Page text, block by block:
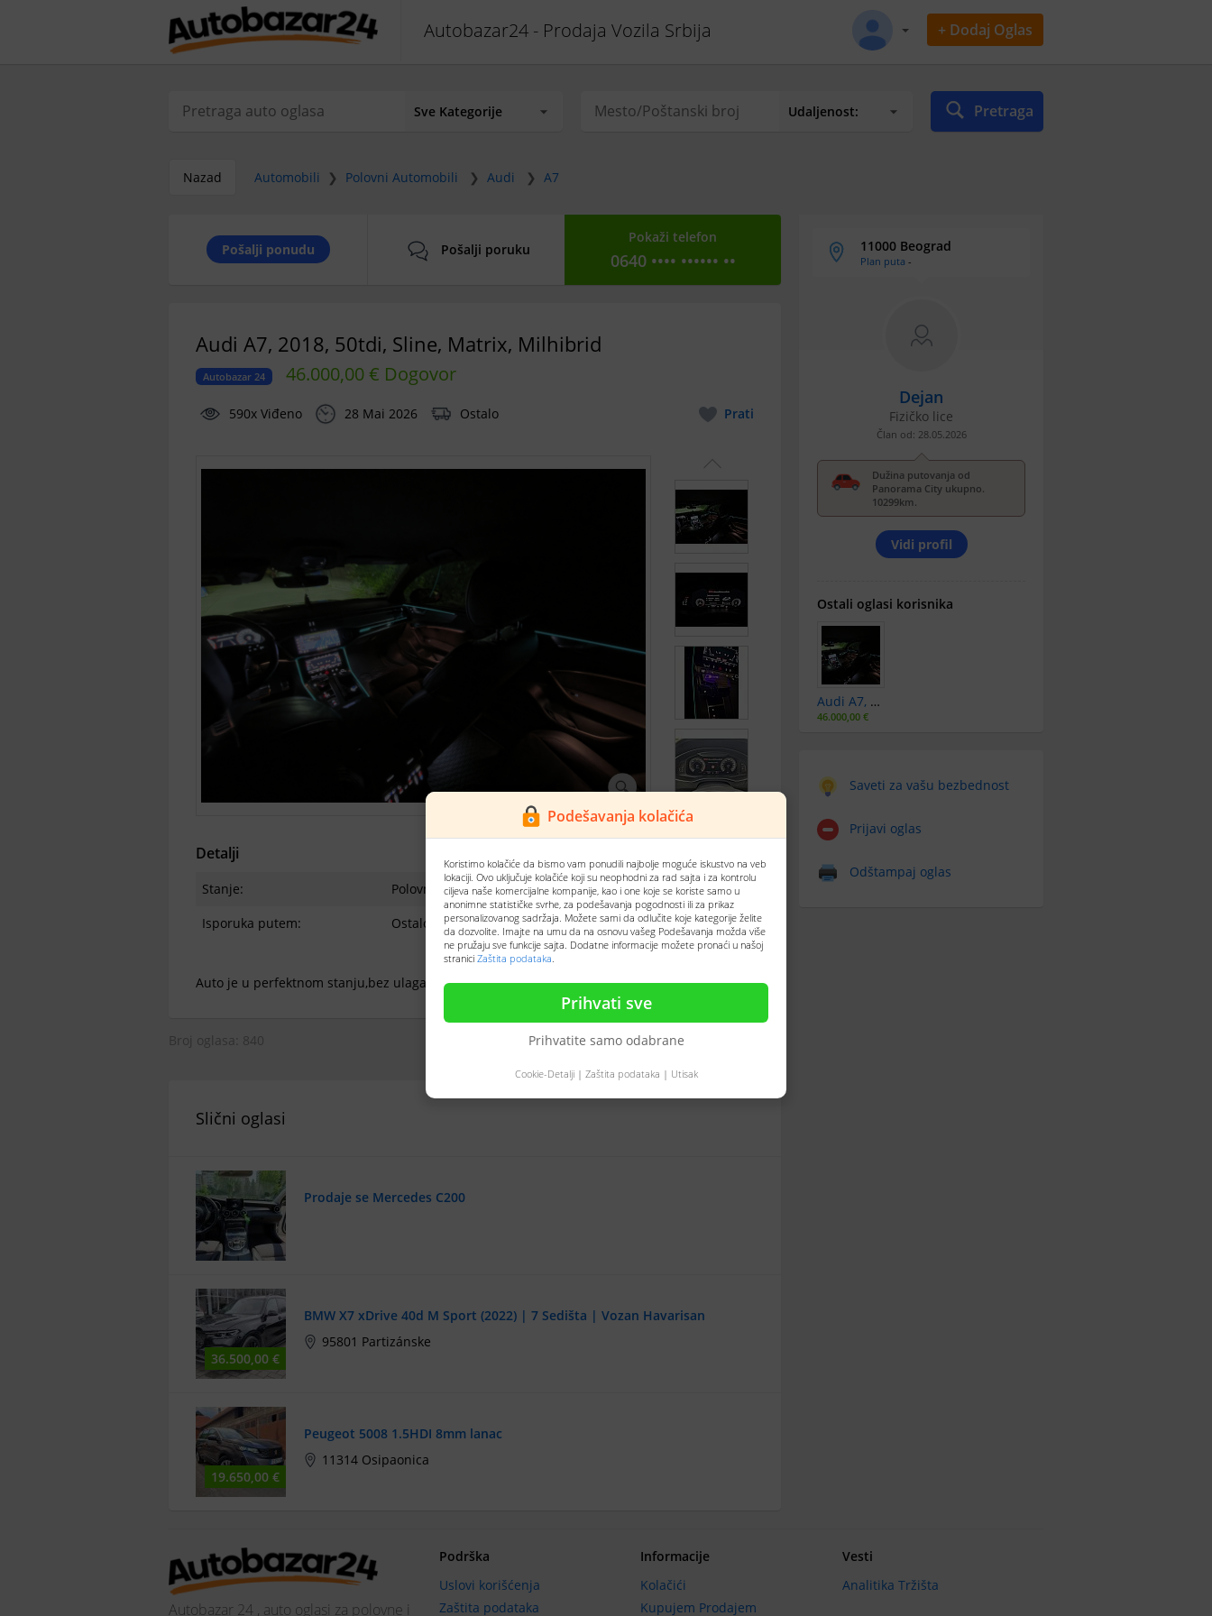
Podešavanja kolačića
Koristimo kolačiće da bismo vam ponudili najbolje moguće iskustvo na veb
lokaciji. Ovo uključuje kolačiće koji su neophodni za rad sajta i za kontrolu
ciljeva naše komercijalne kompanije, kao i one koje se koriste samo u
anonimne statističke svrhe, za podešavanja pogodnosti ili za prikaz
personalizovanog sadržaja. Možete sami da odlučite koje kategorije želite
da dozvolite. Imajte na umu da na osnovu vašeg Podešavanja možda više
ne pružaju sve funkcije sajta. Dodatne informacije možete pronaći u našoj
stranici Zaštita podataka
Prihvati sve
Prihvatite samo odabrane
Cookie-Detalji| Zaštita podataka | Utisak
Autobazar24 - Prodaja Vozila Srbija + Dodaj Oglas
Pretraga
Nazad Automobili ❯ Polovni Automobili ❯ Audi ❯ A7
Pošalji ponudu Pošalji poruku
Pokaži telefon
0640 •••• •••••• ••
Audi A7, 2018, 50tdi, Sline, Matrix, Milhibrid
Autobazar 24 46.000,00 € Dogovor
590x Viđeno 28 Mai 2026 Ostalo Prati
Detalji
Stanje:
Polovno
Isporuka putem:
Ostalo
Auto je u perfektnom stanju,bez ulaganja. Vlasnik,garaziran. Moze zamena za jeftiniji
Broj oglasa: 840
Slični oglasi
Prodaje se Mercedes C200
36.500,00 €
BMW X7 xDrive 40d M Sport (2022) | 7 Sedišta | Vozan Havarisan
95801 Partizánske
19.650,00 €
Peugeot 5008 1.5HDI 8mm lanac
11314 Osipaonica
11000 Beograd
Plan puta -
Dejan
Fizičko lice
Član od: 28.05.2026
Dužina putovanja od
Panorama City ukupno.
10299km.
Vidi profil
Ostali oglasi korisnika
Audi A7, 2018, 50tdi, Sline, Matrix, Milhibrid
46.000,00 €
Saveti za vašu bezbednost
Prijavi oglas
Odštampaj oglas
Autobazar 24 , auto oglasi za polovne i
Podrška
Uslovi korišćenja
Zaštita podataka
Informacije
Kolačići
Kupujem Prodajem
Vesti
Analitika Tržišta